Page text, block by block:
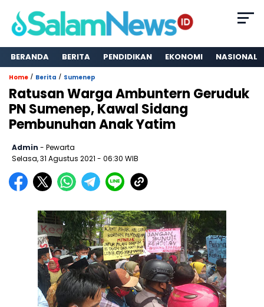
BERANDA BERITA PENDIDIKAN EKONOMI NASIONAL
Home / Berita / Sumenep
Ratusan Warga Ambuntern Geruduk
PN Sumenep, Kawal Sidang
Pembunuhan Anak Yatim
Admin - Pewarta
Selasa, 31 Agustus 2021 - 06:30 WIB